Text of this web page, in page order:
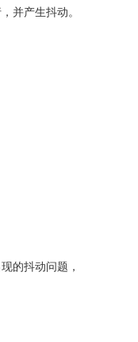
并产生抖动。
的抖动问题，